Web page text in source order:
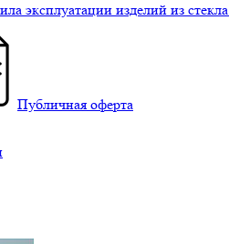
эксплуатации изделий из стекла
Публичная оферта